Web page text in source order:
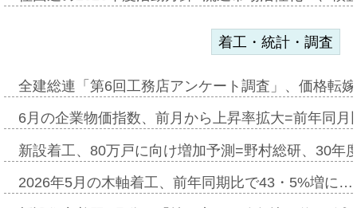
着工・統計・調査
全建総連「第6回工務店アンケート調査」、価格転
6月の企業物価指数、前月から上昇率拡大=前年同
新設着工、80万戸に向け増加予測=野村総研、30年
2026年5月の木軸着工、前年同期比で43・5%増に…